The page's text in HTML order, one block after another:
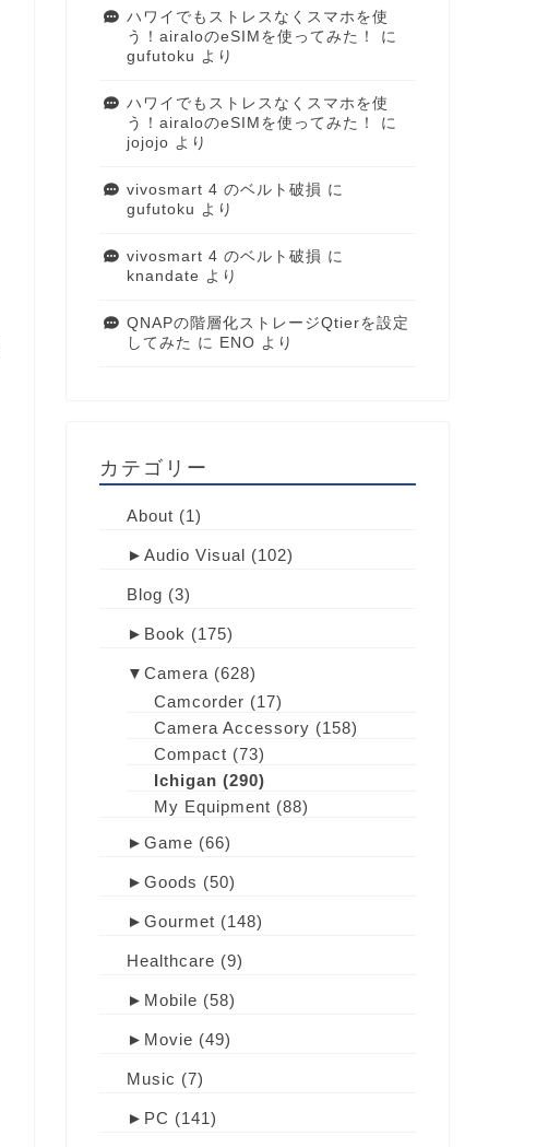
ハワイでもストレスなくスマホを使
う！airaloのeSIMを使ってみた！
に
gufutoku より
ハワイでもストレスなくスマホを使
う！airaloのeSIMを使ってみた！
に
jojojo より
vivosmart 4 のベルト破損 に
gufutoku より
vivosmart 4 のベルト破損 に
knandate より
QNAPの階層化ストレージQtierを設定
してみた に ENO より
カテゴリー
About (1)
► Audio Visual (102)
Blog (3)
► Book (175)
▼ Camera (628)
Camcorder (17)
Camera Accessory (158)
Compact (73)
Ichigan (290)
My Equipment (88)
► Game (66)
► Goods (50)
► Gourmet (148)
Healthcare (9)
► Mobile (58)
► Movie (49)
Music (7)
► PC (141)